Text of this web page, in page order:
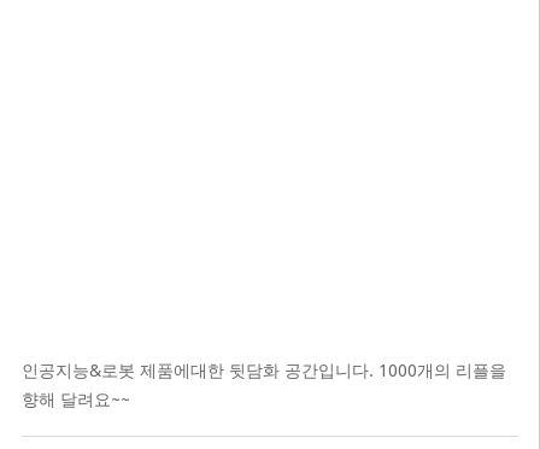
인공지능&로봇 제품에대한 뒷담화 공간입니다. 1000개의 리플을
향해 달려요~~